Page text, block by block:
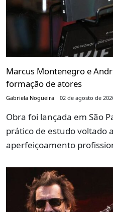
Marcus Montenegro e
formação de atores
Gabriela Nogueira 02 de agosto de
Obra foi lançada em São
prático de estudo voltado
aperfeiçoamento